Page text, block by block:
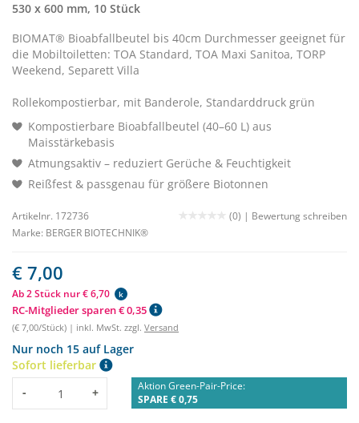
530 x 600 mm, 10 Stück
BIOMAT® Bioabfallbeutel bis 40cm Durchmesser geeignet für
die Mobiltoiletten: TOA Standard, TOA Maxi Sanitoa, TORP
Weekend, Separett Villa
Rollekompostierbar, mit Banderole, Standarddruck grün
Kompostierbare Bioabfallbeutel (40–60 L) aus
Maisstärkebasis
Atmungsaktiv – reduziert Gerüche & Feuchtigkeit
Reißfest & passgenau für größere Biotonnen
Artikelnr. 172736 (0) | Bewertung schreiben
Marke: BERGER BIOTECHNIK®
€ 7,00
Ab 2 Stück nur € 6,70 k
RC-Mitglieder sparen € 0,35
(€ 7,00/Stück) | inkl. MwSt. zzgl. Versand
Nur noch 15 auf Lager
Sofort lieferbar
Menge
- +
Aktion Green-Pair-Price:
SPARE € 0,75